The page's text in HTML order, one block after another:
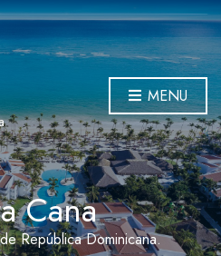
MENU
Cana
República Dominicana.